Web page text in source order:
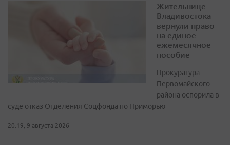
Жительнице
Владивостока
вернули право
на единое
ежемесячное
пособие
Прокуратура
Первомайского
района оспорила в
суде отказ Отделения Соцфонда по Приморью
20:19, 9 августа 2026